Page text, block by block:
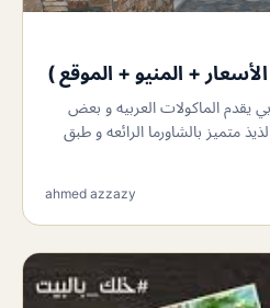
+ المنيو + الموقع )
يقدم الماكولات العربيه و بعض
متميز بالشاورما الرائعه و طبق
ahmed azzazy